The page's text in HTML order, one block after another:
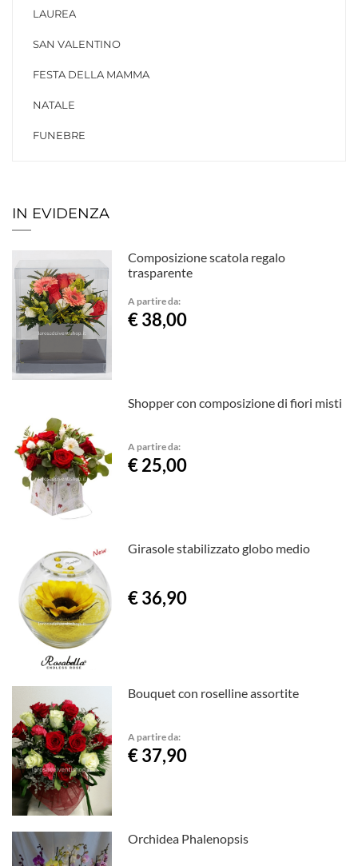
LAUREA
SAN VALENTINO
FESTA DELLA MAMMA
NATALE
FUNEBRE
IN EVIDENZA
Composizione scatola regalo
trasparente
A partire da:
€ 38,00
Shopper con composizione di fiori misti
A partire da:
€ 25,00
Girasole stabilizzato globo medio
€ 36,90
Bouquet con roselline assortite
A partire da:
€ 37,90
Orchidea Phalenopsis